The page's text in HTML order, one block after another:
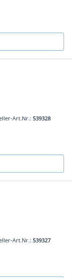
Art.Nr.: 539328
Art.Nr.: 539327